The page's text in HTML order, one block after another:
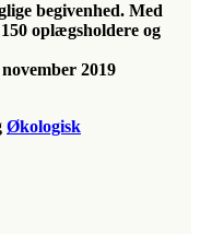
begivenhed. Med
oplægsholdere og
2019
Økologisk